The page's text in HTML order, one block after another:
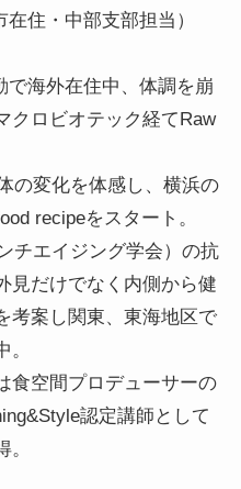
在住・中部支部担当）
で海外在住中、体調を崩
クロビオテック経てRaw
の変化を体感し、横浜の
recipeをスタート。
チエイジング学会）の抗
見だけでなく内側から健
考案し関東、東海地区で
食空間プロデューサーの
認定講師として